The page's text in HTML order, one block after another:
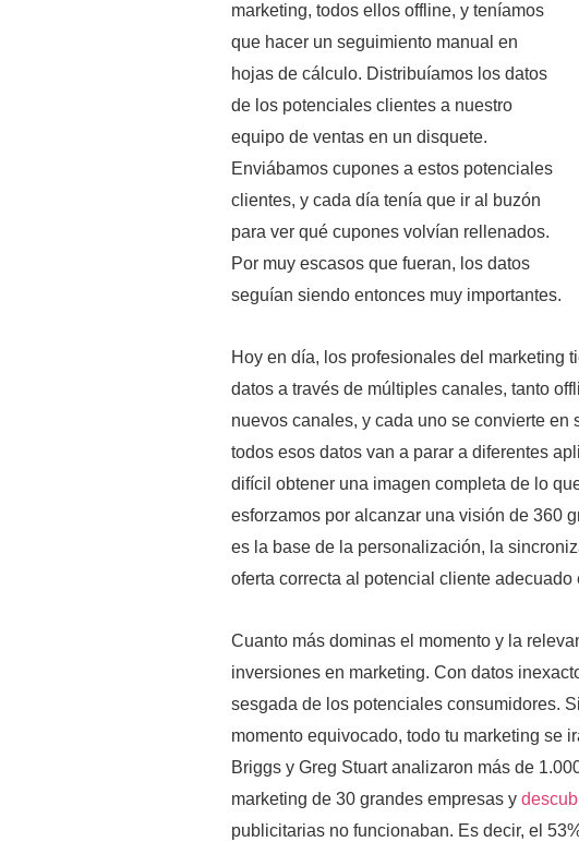
marketing, todos ellos offline, y teníamos
que hacer un seguimiento manual en
hojas de cálculo. Distribuíamos los datos
de los potenciales clientes a nuestro
equipo de ventas en un disquete.
Enviábamos cupones a estos potenciales
clientes, y cada día tenía que ir al buzón
para ver qué cupones volvían rellenados.
Por muy escasos que fueran, los datos
seguían siendo entonces muy importantes.
Hoy en día, los profesionales del marketing
datos a través de múltiples canales, tanto
nuevos canales, y cada uno se convierte en
todos esos datos van a parar a diferentes
difícil obtener una imagen completa de lo
esforzamos por alcanzar una visión de 360
es la base de la personalización, la
oferta correcta al potencial cliente
Cuanto más dominas el momento y la
inversiones en marketing. Con datos
sesgada de los potenciales consumidores.
momento equivocado, todo tu marketing se
Briggs y Greg Stuart analizaron más de
marketing de 30 grandes empresas y
publicitarias no funcionaban. Es decir, el